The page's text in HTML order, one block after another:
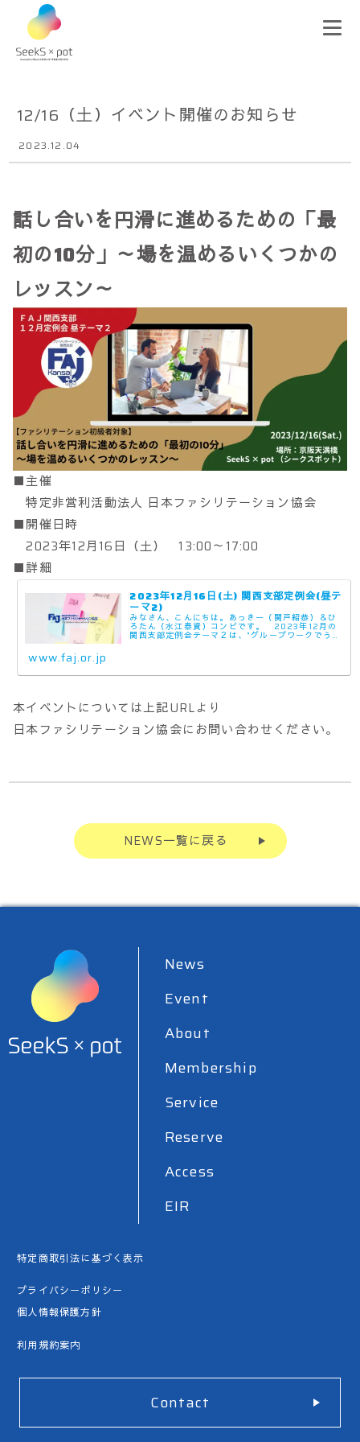
12/16（土）イベント開催のお知らせ
2023.12.04
話し合いを円滑に進めるための「最
初の10分」～場を温めるいくつかの
レッスン～
■主催
特定非営利活動法人 日本ファシリテーション協会
■開催日時
2023年12月16日（土） 13:00～17:00
■詳細
2023年12月16日(土) 関西支部定例会(昼テ
ーマ2)
みなさん、こんにちは。あっきー（関戸紹恭）＆ひ
ろたん（水江泰資）コンビです。 2023年12月の
関西支部定例会テーマ２は、"グループワークでうま
www.faj.or.jp
本イベントについては上記URLより
日本ファシリテーション協会にお問い合わせください。
NEWS一覧に戻る
News
Event
About
Membership
Service
Reserve
Access
EIR
特定商取引法に基づく表示
プライバシーポリシー
個人情報保護方針
利用規約案内
Contact